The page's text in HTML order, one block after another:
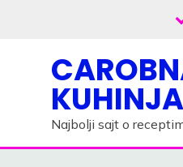
KUHINJA
Najbolji sajt o